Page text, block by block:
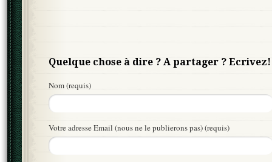
Quelque chose à dire ? A partager ? Ecrivez!
Nom (requis)
Votre adresse Email (nous ne le publierons pas) (requis)